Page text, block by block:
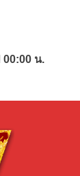
00:00 น.